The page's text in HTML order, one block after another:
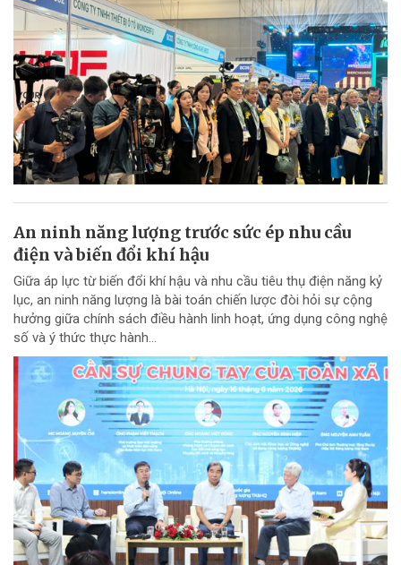
An ninh năng lượng trước sức ép nhu cầu
điện và biến đổi khí hậu
Giữa áp lực từ biến đổi khí hậu và nhu cầu tiêu thụ điện năng kỷ
lục, an ninh năng lượng là bài toán chiến lược đòi hỏi sự cộng
hưởng giữa chính sách điều hành linh hoạt, ứng dụng công nghệ
số và ý thức thực hành...